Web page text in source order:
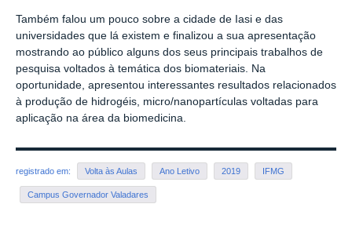
Também falou um pouco sobre a cidade de Iasi e das
universidades que lá existem e finalizou a sua apresentação
mostrando ao público alguns dos seus principais trabalhos de
pesquisa voltados à temática dos biomateriais. Na
oportunidade, apresentou interessantes resultados relacionados
à produção de hidrogéis, micro/nanopartículas voltadas para
aplicação na área da biomedicina.
registrado em: Volta às Aulas Ano Letivo 2019 IFMG
Campus Governador Valadares